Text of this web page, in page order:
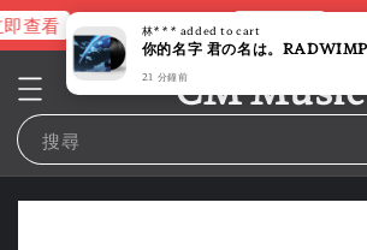
查看 進擊的巨人片頭曲 立即查看
CM Music
搜尋
林*** added to cart
21 分鐘前